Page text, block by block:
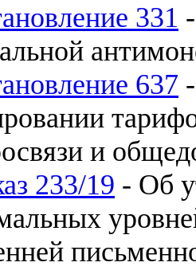
331
637
и
233/19 - Об